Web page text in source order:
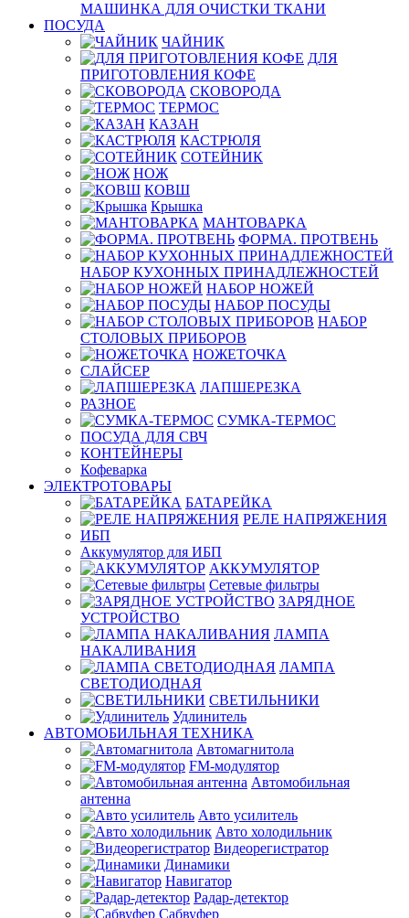
МАШИНКА ДЛЯ ОЧИСТКИ ТКАНИ
ПОСУДА
ЧАЙНИК
ДЛЯ
ПРИГОТОВЛЕНИЯ КОФЕ
СКОВОРОДА
ТЕРМОС
КАЗАН
КАСТРЮЛЯ
СОТЕЙНИК
НОЖ
КОВШ
Крышка
МАНТОВАРКА
ФОРМА. ПРОТВЕНЬ
НАБОР КУХОННЫХ ПРИНАДЛЕЖНОСТЕЙ
НАБОР НОЖЕЙ
НАБОР ПОСУДЫ
НАБОР
СТОЛОВЫХ ПРИБОРОВ
НОЖЕТОЧКА
СЛАЙСЕР
ЛАПШЕРЕЗКА
РАЗНОЕ
СУМКА-ТЕРМОС
ПОСУДА ДЛЯ СВЧ
КОНТЕЙНЕРЫ
Кофеварка
ЭЛЕКТРОТОВАРЫ
БАТАРЕЙКА
РЕЛЕ НАПРЯЖЕНИЯ
ИБП
Аккумулятор для ИБП
АККУМУЛЯТОР
Сетевые фильтры
ЗАРЯДНОЕ
УСТРОЙСТВО
ЛАМПА
НАКАЛИВАНИЯ
ЛАМПА
СВЕТОДИОДНАЯ
СВЕТИЛЬНИКИ
Удлинитель
АВТОМОБИЛЬНАЯ ТЕХНИКА
Автомагнитола
FM-модулятор
Автомобильная
антенна
Авто усилитель
Авто холодильник
Видеорегистратор
Динамики
Навигатор
Радар-детектор
Сабвуфер